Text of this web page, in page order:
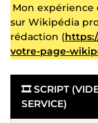
Mon
sur Wikipédia
rédaction (
votre-page-
🎞️ SCRIPT
SERVICE)